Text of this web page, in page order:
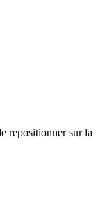
repositionner sur la